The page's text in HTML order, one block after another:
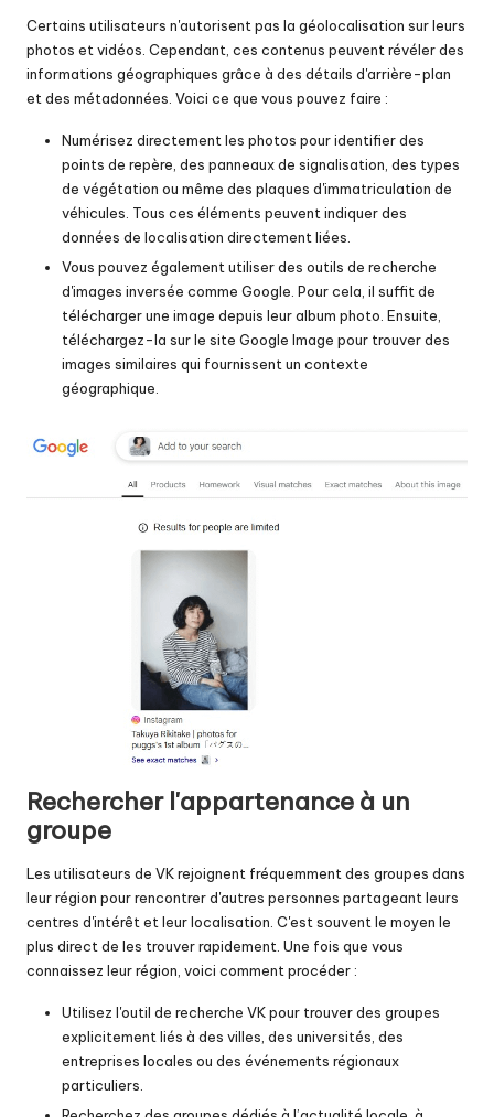
Certains utilisateurs n'autorisent pas la géolocalisation sur leurs
photos et vidéos. Cependant, ces contenus peuvent révéler des
informations géographiques grâce à des détails d'arrière-plan
et des métadonnées. Voici ce que vous pouvez faire :
Numérisez directement les photos pour identifier des
points de repère, des panneaux de signalisation, des types
de végétation ou même des plaques d'immatriculation de
véhicules. Tous ces éléments peuvent indiquer des
données de localisation directement liées.
Vous pouvez également utiliser des outils de recherche
d'images inversée comme Google. Pour cela, il suffit de
télécharger une image depuis leur album photo. Ensuite,
téléchargez-la sur le site Google Image pour trouver des
images similaires qui fournissent un contexte
géographique.
Rechercher l'appartenance à un
groupe
Les utilisateurs de VK rejoignent fréquemment des groupes dans
leur région pour rencontrer d'autres personnes partageant leurs
centres d'intérêt et leur localisation. C'est souvent le moyen le
plus direct de les trouver rapidement. Une fois que vous
connaissez leur région, voici comment procéder :
Utilisez l'outil de recherche VK pour trouver des groupes
explicitement liés à des villes, des universités, des
entreprises locales ou des événements régionaux
particuliers.